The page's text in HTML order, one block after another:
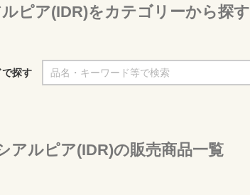
ピア(IDR)をカテゴリーから探す
探す
アルピア(IDR)の販売商品一覧